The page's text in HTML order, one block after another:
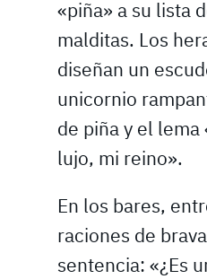
«piña» a su lista
malditas. Los
diseñan un
unicornio
de piña y el lema
lujo, mi reino».
En los bares,
raciones de
sentencia: «¿Es